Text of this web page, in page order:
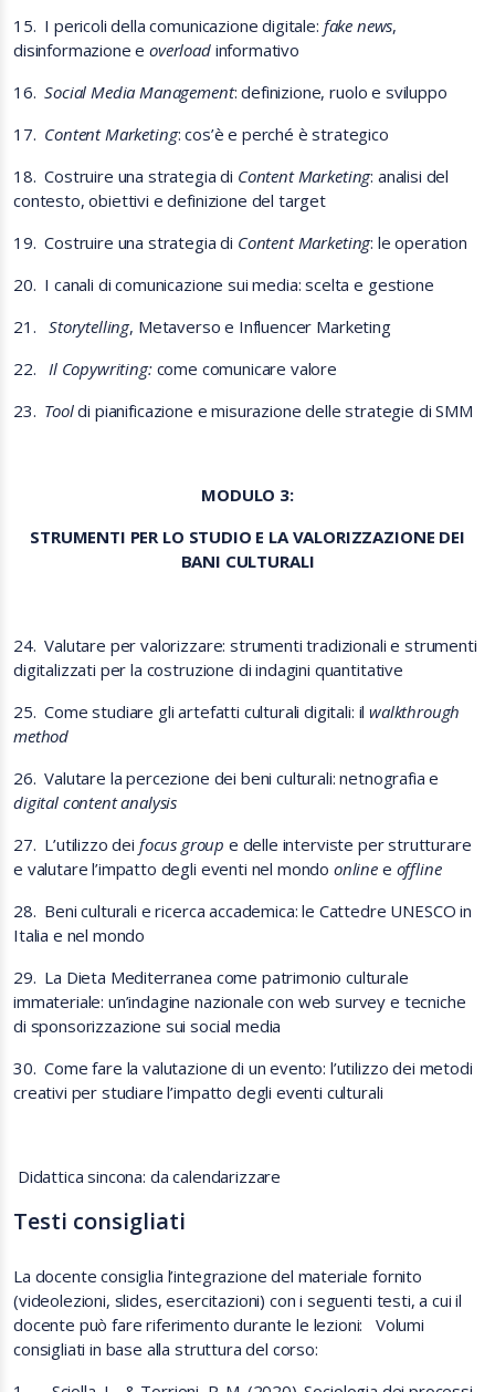
15. I pericoli della comunicazione digitale: fake news,
disinformazione eoverloadinformativo
16. Social Media Management: definizione, ruolo e sviluppo
17. Content Marketing: cos’è e perché è strategico
18. Costruire una strategia di Content Marketing: analisi del
contesto, obiettivi e definizione del target
19. Costruire una strategia di Content Marketing: le operation
20. I canali di comunicazione sui media: scelta e gestione
21.
Storytelling, Metaverso e Influencer Marketing
22.
Il Copywriting: come comunicare valore
23. Tooldi pianificazione e misurazione delle strategie di SMM
MODULO 3:
STRUMENTI PER LO STUDIO E LA VALORIZZAZIONE DEI
BANI CULTURALI
24. Valutare per valorizzare: strumenti tradizionali e strumenti
digitalizzati per la costruzione di indagini quantitative
25. Come studiare gli artefatti culturali digitali: ilwalkthrough
method
26. Valutare la percezione dei beni culturali: netnografia e
digital content analysis
27. L’utilizzo dei focus group e delle interviste per strutturare
e valutare l’impatto degli eventi nel mondo online e offline
28. Beni culturali e ricerca accademica: le Cattedre UNESCO in
Italia e nel mondo
29. La Dieta Mediterranea come patrimonio culturale
immateriale: un’indagine nazionale con web survey e tecniche
di sponsorizzazione sui social media
30. Come fare la valutazione di un evento: l’utilizzo dei metodi
creativi per studiare l’impatto degli eventi culturali
Didattica sincona: da calendarizzare
Testi consigliati
La docente consiglia l’integrazione del materiale fornito
(videolezioni, slides, esercitazioni) con i seguenti testi, a cui il
docente può fare riferimento durante le lezioni: Volumi
consigliati in base alla struttura del corso: